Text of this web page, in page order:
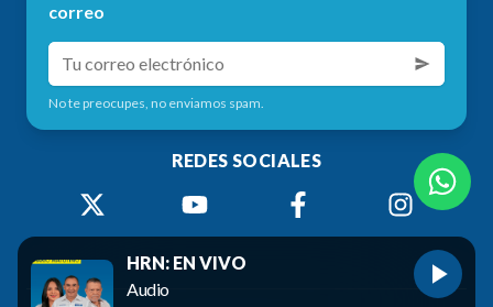
correo
No te preocupes, no enviamos spam.
REDES SOCIALES
HRN: EN VIVO
Audio